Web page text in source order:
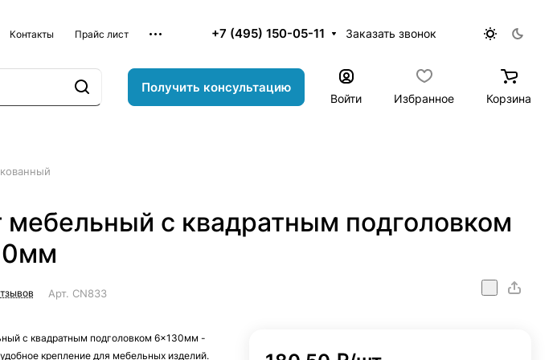
Контакты Прайс лист +7 (495) 150-05-11 Заказать звонок
Получить консультацию
Войти Избранное Корзина
мебельный с квадратным подголовком
Арт. CN833
с квадратным подголовком 6x130мм -
крепление для мебельных изделий.